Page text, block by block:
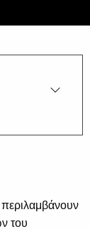
του